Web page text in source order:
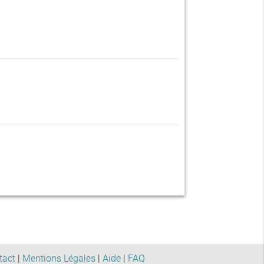
| Mentions Légales |Aide | FAQ